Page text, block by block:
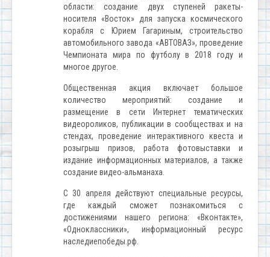
области: создание двух ступеней ракеты-
носителя «Восток» для запуска космического
корабля с Юрием Гагариным, строительство
автомобильного завода «АВТОВАЗ», проведение
Чемпионата мира по футболу в 2018 году и
многое другое.
Общественная акция включает большое
количество мероприятий: создание и
размещение в сети Интернет тематических
видеороликов, публикации в сообществах и на
стендах, проведение интерактивного квеста и
розыгрыш призов, работа фотовыставки и
издание информационных материалов, а также
создание видео-альманаха.
С 30 апреля действуют специальные ресурсы,
где каждый сможет познакомиться с
достижениями нашего региона: «Вконтакте»,
«Одноклассники», информационный ресурс
наследиепобеды.рф.